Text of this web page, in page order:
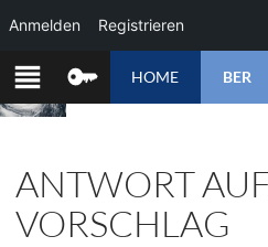
ZUM
INHALT
SPRINGEN
HOME BER
ANTWORT
VORSCHLAG
Anmelden Registrieren